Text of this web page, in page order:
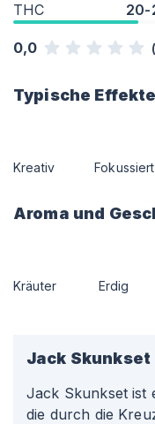
THC 20-
0,0 (
Typische
Kreativ Fokussiert
Aroma und
Kräuter Erdig
Jack Skunkset
Jack Skunkset ist
die durch die